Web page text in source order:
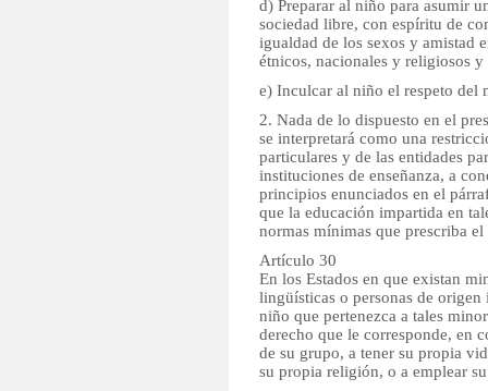
d) Preparar al niño para asumir
sociedad libre, con espíritu de
igualdad de los sexos y amistad
étnicos, nacionales y religiosos
e) Inculcar al niño el respeto del
2. Nada de lo dispuesto en el
se interpretará como una
particulares y de las entidades
instituciones de enseñanza, a
principios enunciados en el
que la educación impartida en
normas mínimas que prescriba el
Artículo 30
En los Estados en que existan
lingüísticas o personas de origen
niño que pertenezca a tales
derecho que le corresponde, en
de su grupo, a tener su propia
su propia religión, o a emplear